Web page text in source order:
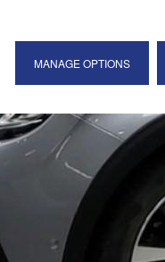
MANAGE OPTIONS